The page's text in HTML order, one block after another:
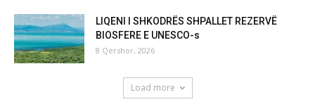
LIQENI I SHKODRËS SHPALLET REZERVË
BIOSFERE E UNESCO-s
8 Qershor, 2026
Load more